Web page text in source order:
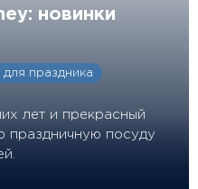
новинки
праздника
лет и прекрасный
праздничную посуду